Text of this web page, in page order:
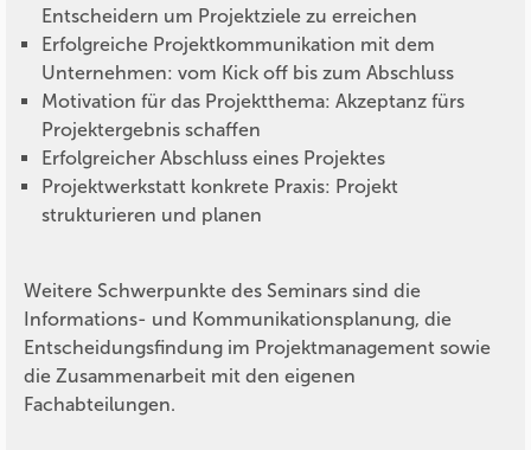
Entscheidern um Projektziele zu erreichen
Erfolgreiche Projektkommunikation mit dem
Unternehmen: vom Kick off bis zum Abschluss
Motivation für das Projektthema: Akzeptanz fürs
Projektergebnis schaffen
Erfolgreicher Abschluss eines Projektes
Projektwerkstatt konkrete Praxis: Projekt
strukturieren und planen
Weitere Schwerpunkte des Seminars sind die
Informations- und Kommunikationsplanung, die
Entscheidungsfindung im Projektmanagement sowie
die Zusammenarbeit mit den eigenen
Fachabteilungen.